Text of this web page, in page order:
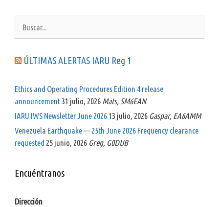
ÚLTIMAS ALERTAS IARU Reg 1
Ethics and Operating Procedures Edition 4 release
announcement31 julio, 2026 Mats, SM6EAN
IARU IWS Newsletter June 2026 13 julio, 2026 Gaspar, EA6AMM
Venezuela Earthquake — 25th June 2026 Frequency clearance
requested 25 junio, 2026 Greg, G0DUB
Encuéntranos
Dirección